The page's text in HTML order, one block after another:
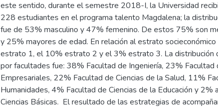
este sentido, durante el semestre 2018-I, la Universidad
228 estudiantes en el programa talento Magdalena; la
fue de 53% masculino y 47% femenino. De estos 75% son
y 25% mayores de edad. En relación al estrato
estrato 1, el 10% estrato 2 y el 3% estrato 3. La distribución
por facultades fue: 38% Facultad de Ingeniería, 23% Facultad
Empresariales, 22% Facultad de Ciencias de la Salud, 11%
Humanidades, 4% Facultad de Ciencias de la Educación y 2%
Ciencias Básicas. El resultado de las estrategias de